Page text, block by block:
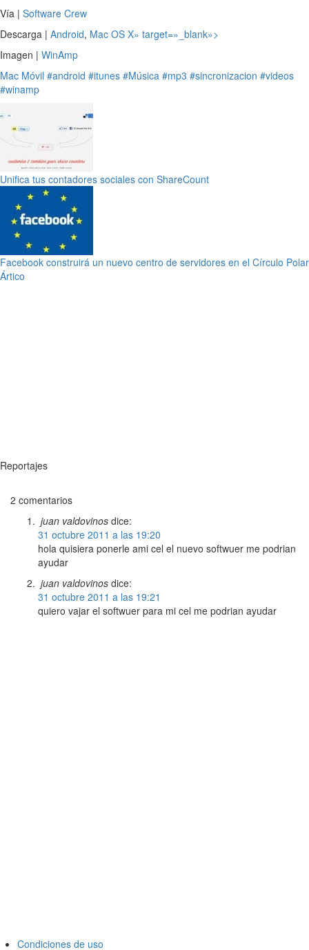
Vía | Software Crew
Descarga | Android, Mac OS X» target=»_blank»>
Imagen | WinAmp
Mac Móvil #android #itunes #Música #mp3 #sincronizacion #videos
#winamp
Unifica tus contadores sociales con ShareCount
Facebook construirá un nuevo centro de servidores en el Círculo Polar
Ártico
Reportajes
2 comentarios
juan valdovinos dice:
31 octubre 2011 a las 19:20
hola quisiera ponerle ami cel el nuevo softwuer me podrian
ayudar
juan valdovinos dice:
31 octubre 2011 a las 19:21
quiero vajar el softwuer para mi cel me podrian ayudar
Condiciones de uso